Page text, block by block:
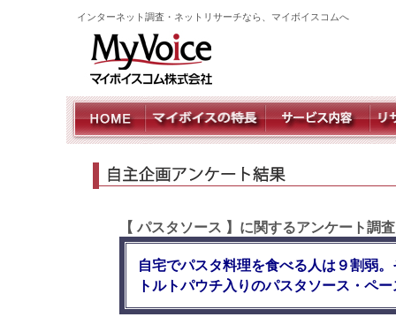
インターネット調査・ネットリサーチなら、マイボイスコムへ
【 パスタソース 】に関するアンケート調
自宅でパスタ料理を食べる人は９割弱
トルトパウチ入りのパスタソース・ペ